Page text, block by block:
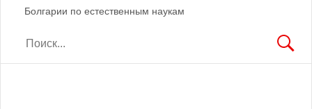
Болгарии по естественным наукам